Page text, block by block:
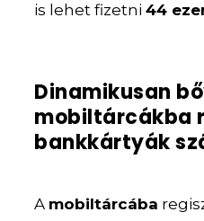
is lehet fizetni44
Dinamikusan
mobiltárcákba
bankkártyák
A mobiltárcába